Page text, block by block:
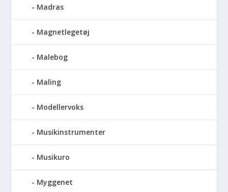
Madras
Magnetlegetøj
Malebog
Maling
Modellervoks
Musikinstrumenter
Musikuro
Myggenet